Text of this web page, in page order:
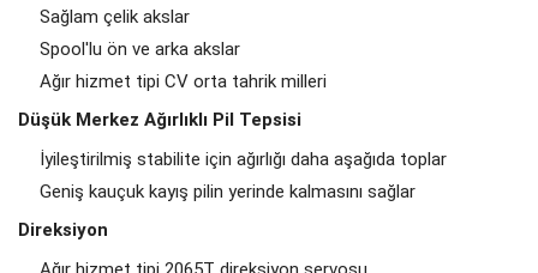
Sağlam çelik akslar
Spool'lu ön ve arka akslar
Ağır hizmet tipi CV orta tahrik milleri
Düşük Merkez Ağırlıklı Pil Tepsisi
İyileştirilmiş stabilite için ağırlığı daha aşağıda toplar
Geniş kauçuk kayış pilin yerinde kalmasını sağlar
Direksiyon